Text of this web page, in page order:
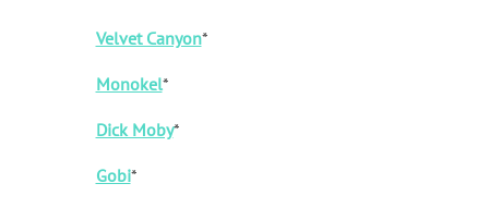
Velvet Canyon*
Monokel*
Dick Moby*
Gobi*